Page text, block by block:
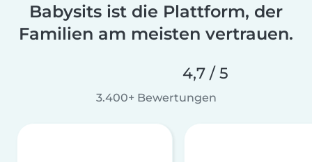
Babysits ist die Plattform, der
Familien am meisten vertrauen.
4,7 / 5
3.400+ Bewertungen